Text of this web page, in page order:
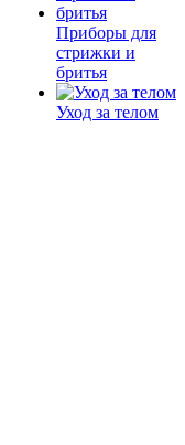
Приборы для
стрижки и
бритья
Уход за телом